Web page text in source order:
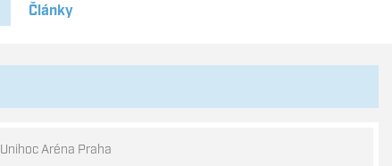
Články
Unihoc Aréna Praha